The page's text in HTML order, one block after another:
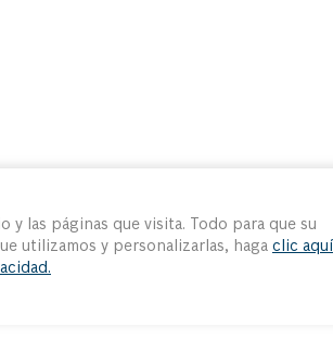
las páginas que visita. Todo para que su
utilizamos y personalizarlas, haga clic aquí